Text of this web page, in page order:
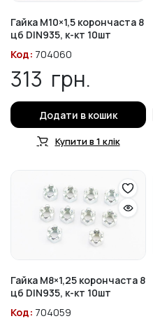
Гайка М10×1,5 корончаста 8
цб DIN935, к-кт 10шт
Код: 704060
313 грн.
Додати в кошик
Купити в 1 клік
Гайка М8×1,25 корончаста 8
цб DIN935, к-кт 10шт
Код: 704059